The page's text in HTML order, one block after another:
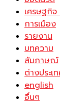
เศรษฐกิ
การเมือง
รายงาน
บทความ
สัมภาษณ์
ต่างประเ
english
อื่นๆ